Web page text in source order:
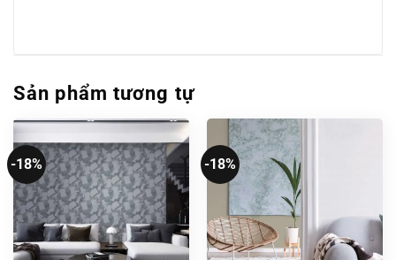
Sản phẩm tương tự
-18% -18%